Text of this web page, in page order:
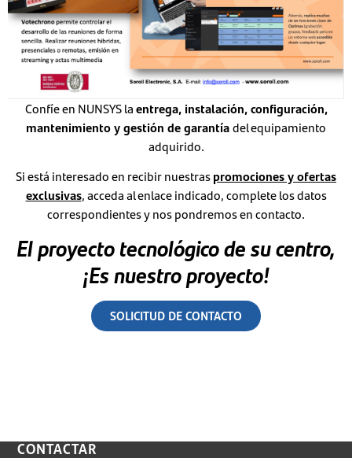
Confíe en NUNSYS laentrega, instalación, configuración,
mantenimiento y gestión de garantíadel equipamiento
adquirido.
Si está interesado en recibir nuestraspromociones y ofertas
exclusivas, acceda al enlace indicado, complete los datos
correspondientes y nos pondremos en contacto.
El proyecto tecnológico de su centro,
¡Es nuestro proyecto!
SOLICITUD DE CONTACTO
CONTACTAR